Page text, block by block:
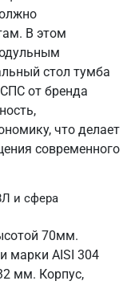
В этом
стол тумба
от бренда
что делает
современного
и сфера
70мм.
марки AISI 304
мм. Корпус,